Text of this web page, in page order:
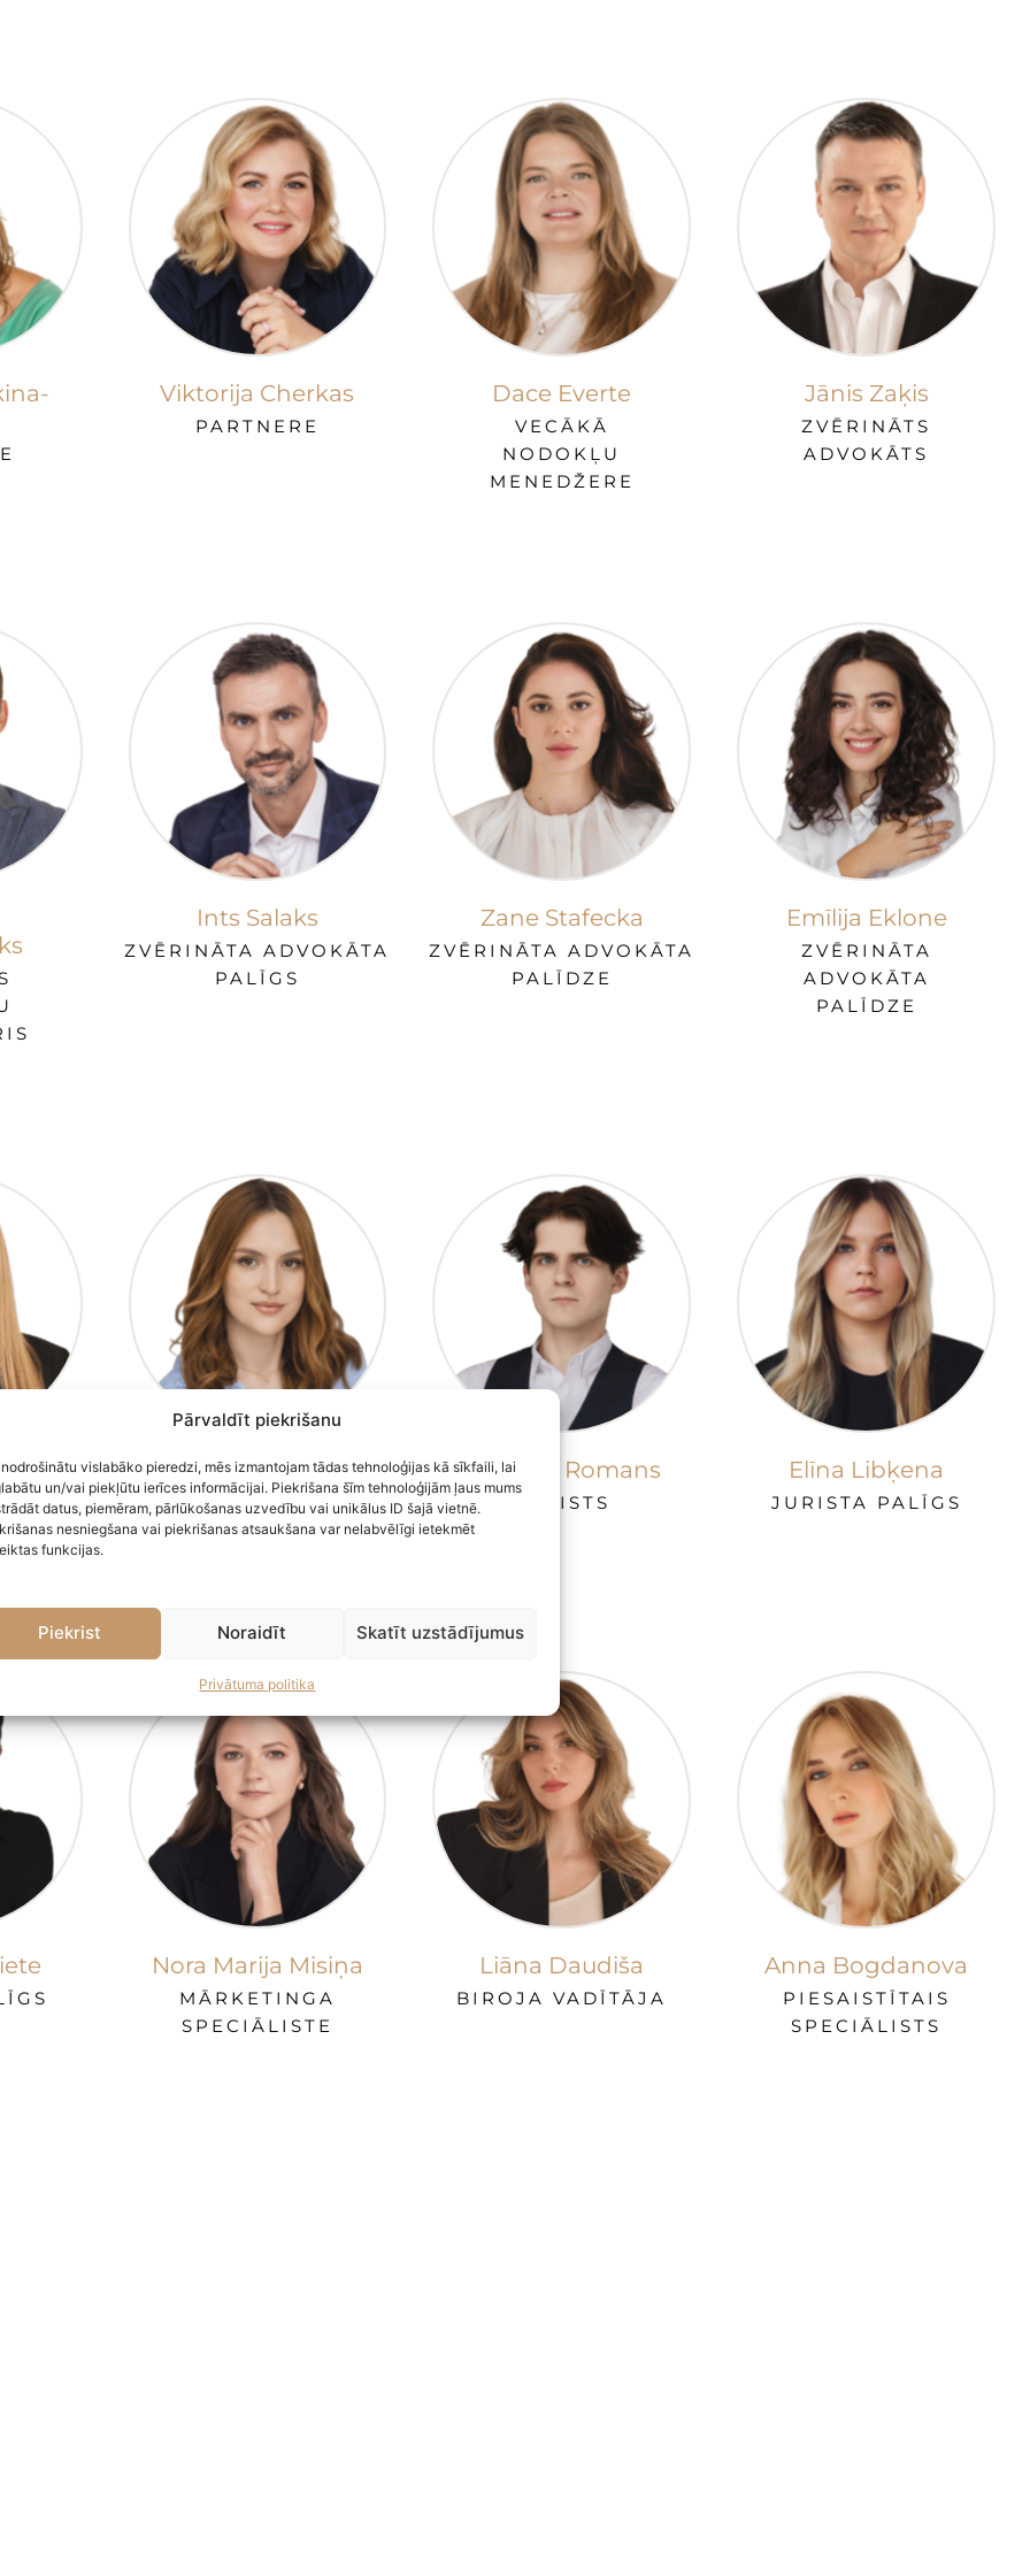
Pārvaldīt piekrišanu
vislabāko pieredzi, mēs izmantojam tādas tehnoloģijas kā sīkfaili, lai
un/vai piekļūtu ierīces informācijai. Piekrišana šīm tehnoloģijām ļaus mums
datus, piemēram, pārlūkošanas uzvedību vai unikālus ID šajā vietnē.
nesniegšana vai piekrišanas atsaukšana var nelabvēlīgi ietekmēt
funkcijas.
Piekrist Noraidīt Skatīt uzstādījumus
Privātuma politika
Viktorija Cherkas
PARTNERE
Dace Everte
VECĀKĀ
NODOKĻU
MENEDŽERE
Jānis Zaķis
ZVĒRINĀTS
ADVOKĀTS
Ints Salaks
ZVĒRINĀTA ADVOKĀTA
PALĪGS
Zane Stafecka
ZVĒRINĀTA ADVOKĀTA
PALĪDZE
Emīlija Eklone
ZVĒRINĀTA
ADVOKĀTA
PALĪDZE
Jekaterina Latarija
JURISTE
Eduards Romans
JURISTS
Elīna Libķena
JURISTA PALĪGS
Nora Marija Misiņa
MĀRKETINGA
SPECIĀLISTE
Liāna Daudiša
BIROJA VADĪTĀJA
Anna Bogdanova
PIESAISTĪTAIS
SPECIĀLISTS